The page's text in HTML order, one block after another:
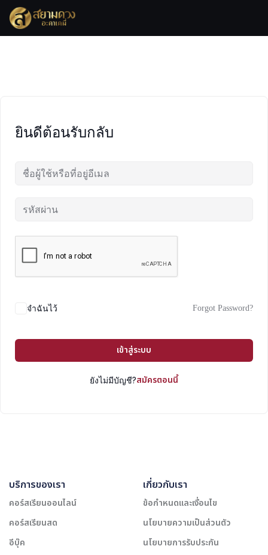
Skip
content
ยินดีต้อนรับกลับ
จำฉันไว้ Forgot Password?
เข้าสู่ระบบ
ยังไม่มีบัญชี?สมัครตอนนี้
บริการของเรา
คอร์สเรียนออนไลน์
คอร์สเรียนสด
อีบุ๊ค
เกี่ยวกับเรา
ข้อกำหนดและเงื่อนไข
นโยบายความเป็นส่วนตัว
นโยบายการรับประกัน